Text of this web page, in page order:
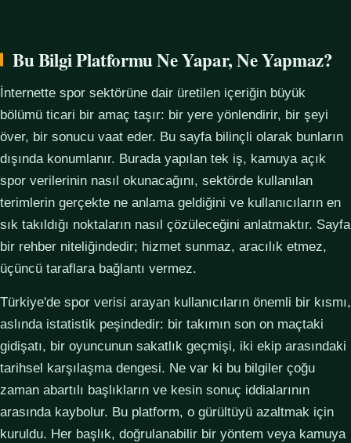
Bu Bilgi Platformu Ne Yapar, Ne Yapmaz?
İnternette spor sektörüne dair üretilen içeriğin büyük
bölümü ticari bir amaç taşır: bir yere yönlendirir, bir şeyi
över, bir sonucu vaat eder. Bu sayfa bilinçli olarak bunların
dışında konumlanır. Burada yapılan tek iş, kamuya açık
spor verilerinin nasıl okunacağını, sektörde kullanılan
terimlerin gerçekte ne anlama geldiğini ve kullanıcıların en
sık takıldığı noktaların nasıl çözüleceğini anlatmaktır. Sayfa
bir rehber niteliğindedir; hizmet sunmaz, aracılık etmez,
üçüncü taraflara bağlantı vermez.
Türkiye'de spor verisi arayan kullanıcıların önemli bir kısmı,
aslında istatistik peşindedir: bir takımın son on maçtaki
gidişatı, bir oyuncunun sakatlık geçmişi, iki ekip arasındaki
tarihsel karşılaşma dengesi. Ne var ki bu bilgiler çoğu
zaman abartılı başlıkların ve kesin sonuç iddialarının
arasında kaybolur. Bu platform, o gürültüyü azaltmak için
kuruldu. Her başlık, doğrulanabilir bir yöntem veya kamuya